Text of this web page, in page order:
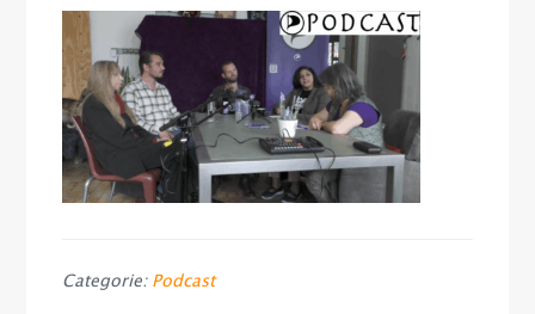
Categorie: Podcast